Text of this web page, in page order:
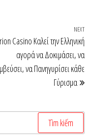
NEXT
Casino Καλεί την Ελληνική
αγορά να Δοκιμάσει, να
να Πανηγυρίσει κάθε
Γύρισμα